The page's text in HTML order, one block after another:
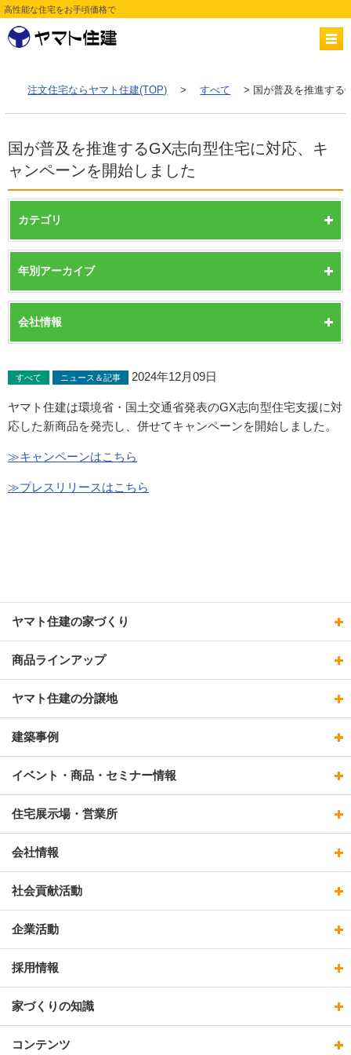
高性能な住宅をお手頃価格で
注文住宅ならヤマト住建(TOP) > すべて > 国が普及を推進する
国が普及を推進するGX志向型住宅に対応、キ
ャンペーンを開始しました
カテゴリ
年別アーカイブ
会社情報
すべて ニュース＆記事 2024年12月09日
ヤマト住建は環境省・国土交通省発表のGX志向型住宅支援に対
応した新商品を発売し、併せてキャンペーンを開始しました。
≫キャンペーンはこちら
≫プレスリリースはこちら
ヤマト住建の家づくり
商品ラインアップ
ヤマト住建の分譲地
建築事例
イベント・商品・セミナー情報
住宅展示場・営業所
会社情報
社会貢献活動
企業活動
採用情報
家づくりの知識
コンテンツ